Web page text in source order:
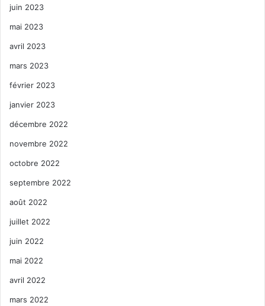
juin 2023
mai 2023
avril 2023
mars 2023
février 2023
janvier 2023
décembre 2022
novembre 2022
octobre 2022
septembre 2022
août 2022
juillet 2022
juin 2022
mai 2022
avril 2022
mars 2022